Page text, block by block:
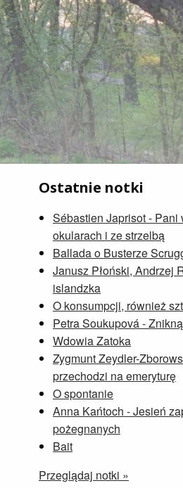
Ostatnie notki
Sébastien Japrisot - Pani
okularach i ze strzelbą
Ballada o Busterze
Janusz Płoński, Andrzej
islandzka
O konsumpcji, również
Petra Soukupová -
Wdowia Zatoka
Zygmunt Zeydler-
przechodzi na emeryturę
O spontanie
Anna Kańtoch - Jesień
pożegnanych
Bait
Przeglądaj notki »